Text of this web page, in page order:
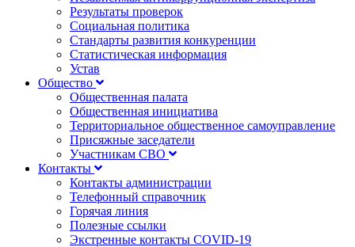
Результаты проверок
Социальная политика
Стандарты развития конкуренции
Статистическая информация
Устав
Общество
Общественная палата
Общественная инициатива
Территориальное общественное самоуправление
Присяжные заседатели
Участникам СВО
Контакты
Контакты администрации
Телефонный справочник
Горячая линия
Полезные ссылки
Экстренные контакты COVID-19